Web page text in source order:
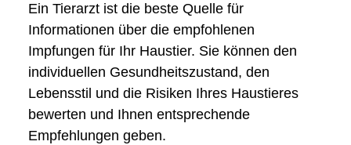
Ein Tierarzt ist die beste Quelle für
Informationen über die empfohlenen
Impfungen für Ihr Haustier. Sie können den
individuellen Gesundheitszustand, den
Lebensstil und die Risiken Ihres Haustieres
bewerten und Ihnen entsprechende
Empfehlungen geben.